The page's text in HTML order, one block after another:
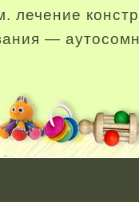
лечение
—